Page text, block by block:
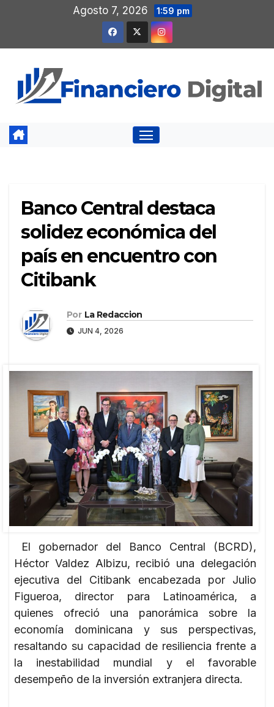
contenido
Agosto 7, 2026 1:59 pm
Banco Central destaca
solidez económica del
país en encuentro con
Citibank
Por La Redaccion
JUN 4, 2026
El gobernador del Banco Central (BCRD),
Héctor Valdez Albizu, recibió una delegación
ejecutiva del Citibank encabezada por Julio
Figueroa, director para Latinoamérica, a
quienes ofreció una panorámica sobre la
economía dominicana y sus perspectivas,
resaltando su capacidad de resiliencia frente a
la inestabilidad mundial y el favorable
desempeño de la inversión extranjera directa.